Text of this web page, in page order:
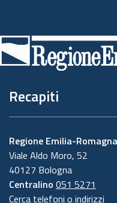
di
pagina
Recapiti
Regione Emilia-Romagna
Viale Aldo Moro, 52
40127 Bologna
Centralino 051 5271
Cerca telefoni o indirizzi